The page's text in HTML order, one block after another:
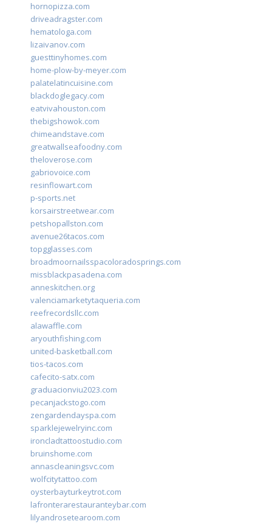
hornopizza.com
driveadragster.com
hematologa.com
lizaivanov.com
guesttinyhomes.com
home-plow-by-meyer.com
palatelatincuisine.com
blackdoglegacy.com
eatvivahouston.com
thebigshowok.com
chimeandstave.com
greatwallseafoodny.com
theloverose.com
gabriovoice.com
resinflowart.com
p-sports.net
korsairstreetwear.com
petshopallston.com
avenue26tacos.com
topgglasses.com
broadmoornailsspacoloradosprings.com
missblackpasadena.com
anneskitchen.org
valenciamarketytaqueria.com
reefrecordsllc.com
alawaffle.com
aryouthfishing.com
united-basketball.com
tios-tacos.com
cafecito-satx.com
graduacionviu2023.com
pecanjackstogo.com
zengardendayspa.com
sparklejewelryinc.com
ironcladtattoostudio.com
bruinshome.com
annascleaningsvc.com
wolfcitytattoo.com
oysterbayturkeytrot.com
lafronterarestauranteybar.com
lilyandrosetearoom.com